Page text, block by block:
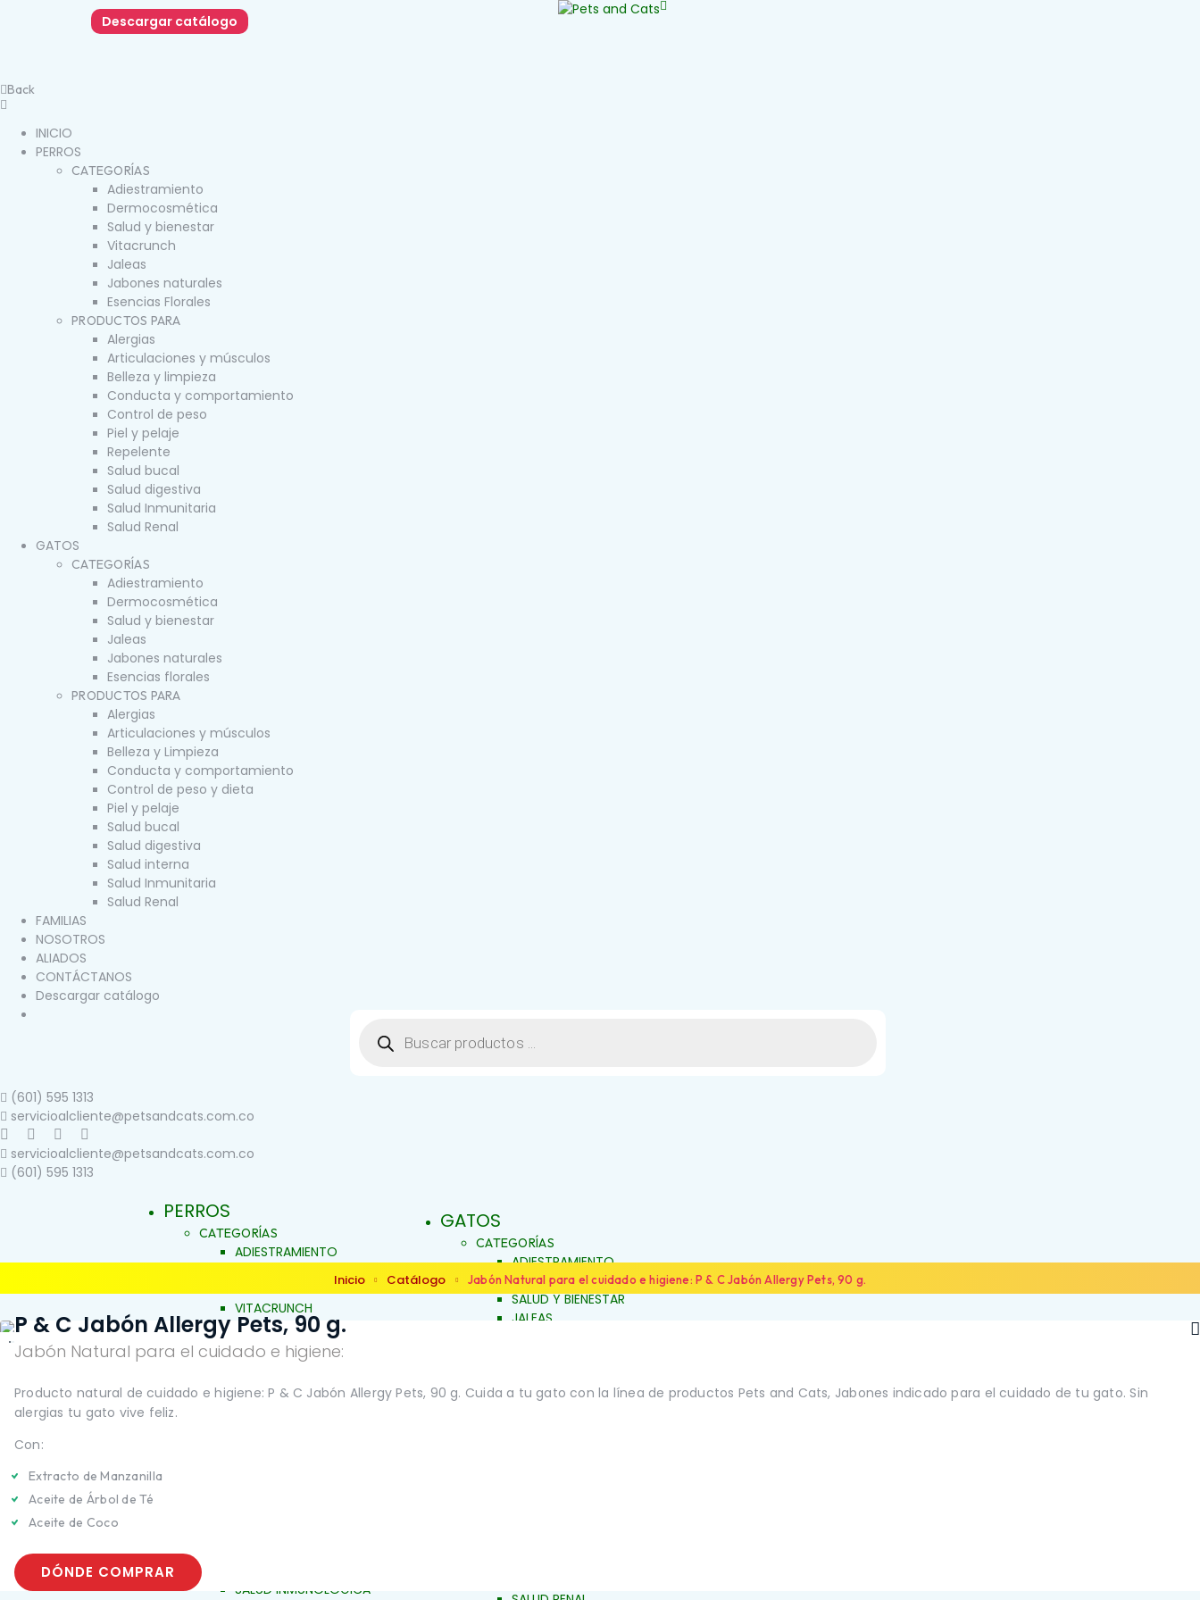
Descargar catálogo
Back
INICIO
PERROS
CATEGORÍAS
Adiestramiento
Dermocosmética
Salud y bienestar
Vitacrunch
Jaleas
Jabones naturales
Esencias Florales
PRODUCTOS PARA
Alergias
Articulaciones y músculos
Belleza y limpieza
Conducta y comportamiento
Control de peso
Piel y pelaje
Repelente
Salud bucal
Salud digestiva
Salud Inmunitaria
Salud Renal
GATOS
CATEGORÍAS
Adiestramiento
Dermocosmética
Salud y bienestar
Jaleas
Jabones naturales
Esencias florales
PRODUCTOS PARA
Alergias
Articulaciones y músculos
Belleza y Limpieza
Conducta y comportamiento
Control de peso y dieta
Piel y pelaje
Salud bucal
Salud digestiva
Salud interna
Salud Inmunitaria
Salud Renal
FAMILIAS
NOSOTROS
ALIADOS
CONTÁCTANOS
Descargar catálogo
(601) 595 1313
servicioalcliente@petsandcats.com.co
servicioalcliente@petsandcats.com.co
(601) 595 1313
INICIO
PERROS
CATEGORÍAS
ADIESTRAMIENTO
SALUD Y BIENESTAR
VITACRUNCH
JALEAS
JABONES NATURALES
ESENCIAS FLORALES
ALERGIAS
SALUD INMUNOLÓGICA
GATOS
CATEGORÍAS
ADIESTRAMIENTO
DERMOCOSMÉTICA
SALUD Y BIENESTAR
JALEAS
ALERGIAS
NOSOTROS ALIADOS CONTÁCTANOS
Inicio Catálogo Jabón Natural para el cuidado e higiene: P & C Jabón Allergy Pets, 90 g.
Jabón Natural para el cuidado e higiene:
P & C Jabón Allergy Pets, 90 g.
Producto natural de cuidado e higiene: P & C Jabón Allergy Pets, 90 g. Cuida a tu gato con la línea de productos Pets and Cats, Jabones indicado para el cuidado de tu gato. Sin
alergias tu gato vive feliz.
Con:
Extracto de Manzanilla
Aceite de Árbol de Té
Aceite de Coco
DÓNDE COMPRAR